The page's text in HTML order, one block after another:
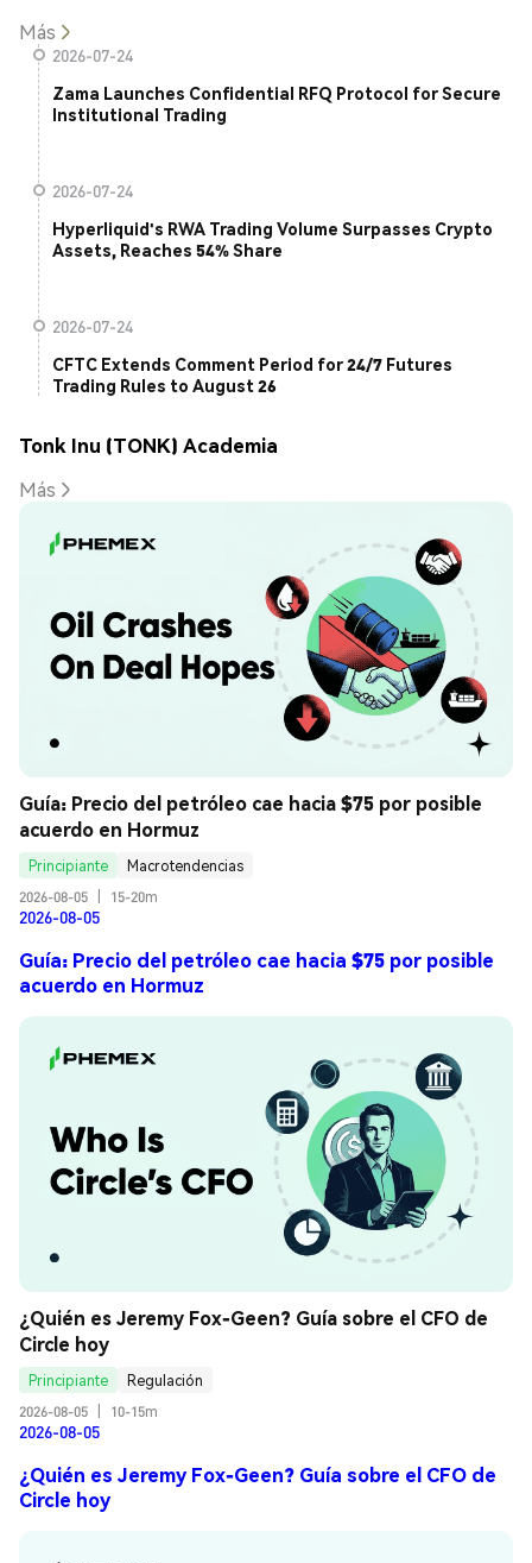
Más
2026-07-24
Zama Launches Confidential RFQ Protocol for Secure
Institutional Trading
2026-07-24
Hyperliquid's RWA Trading Volume Surpasses Crypto
Assets, Reaches 54% Share
2026-07-24
CFTC Extends Comment Period for 24/7 Futures
Trading Rules to August 26
Tonk Inu (TONK) Academia
Más
Guía: Precio del petróleo cae hacia $75 por posible
acuerdo en Hormuz
Principiante
Macrotendencias
2026-08-05
15-20m
2026-08-05
Guía: Precio del petróleo cae hacia $75 por posible
acuerdo en Hormuz
¿Quién es Jeremy Fox-Geen? Guía sobre el CFO de
Circle hoy
Principiante
Regulación
2026-08-05
10-15m
2026-08-05
¿Quién es Jeremy Fox-Geen? Guía sobre el CFO de
Circle hoy